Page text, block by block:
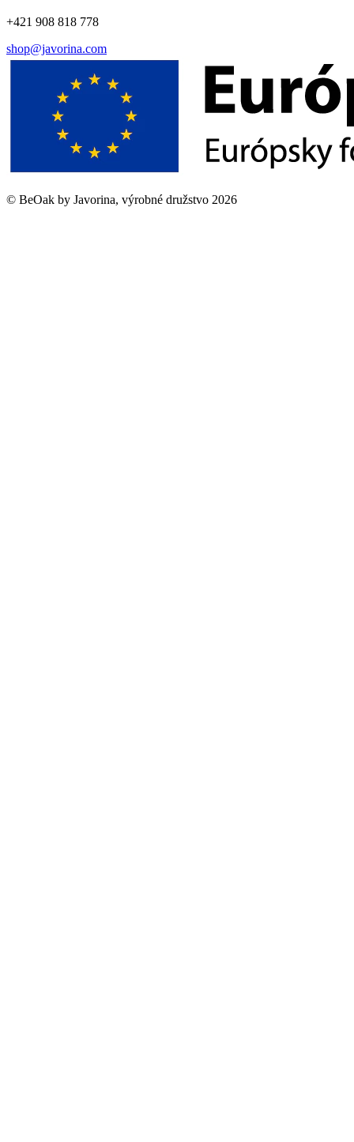
+421 908 818 778
shop@javorina.com
© BeOak by Javorina, výrobné družstvo 2026